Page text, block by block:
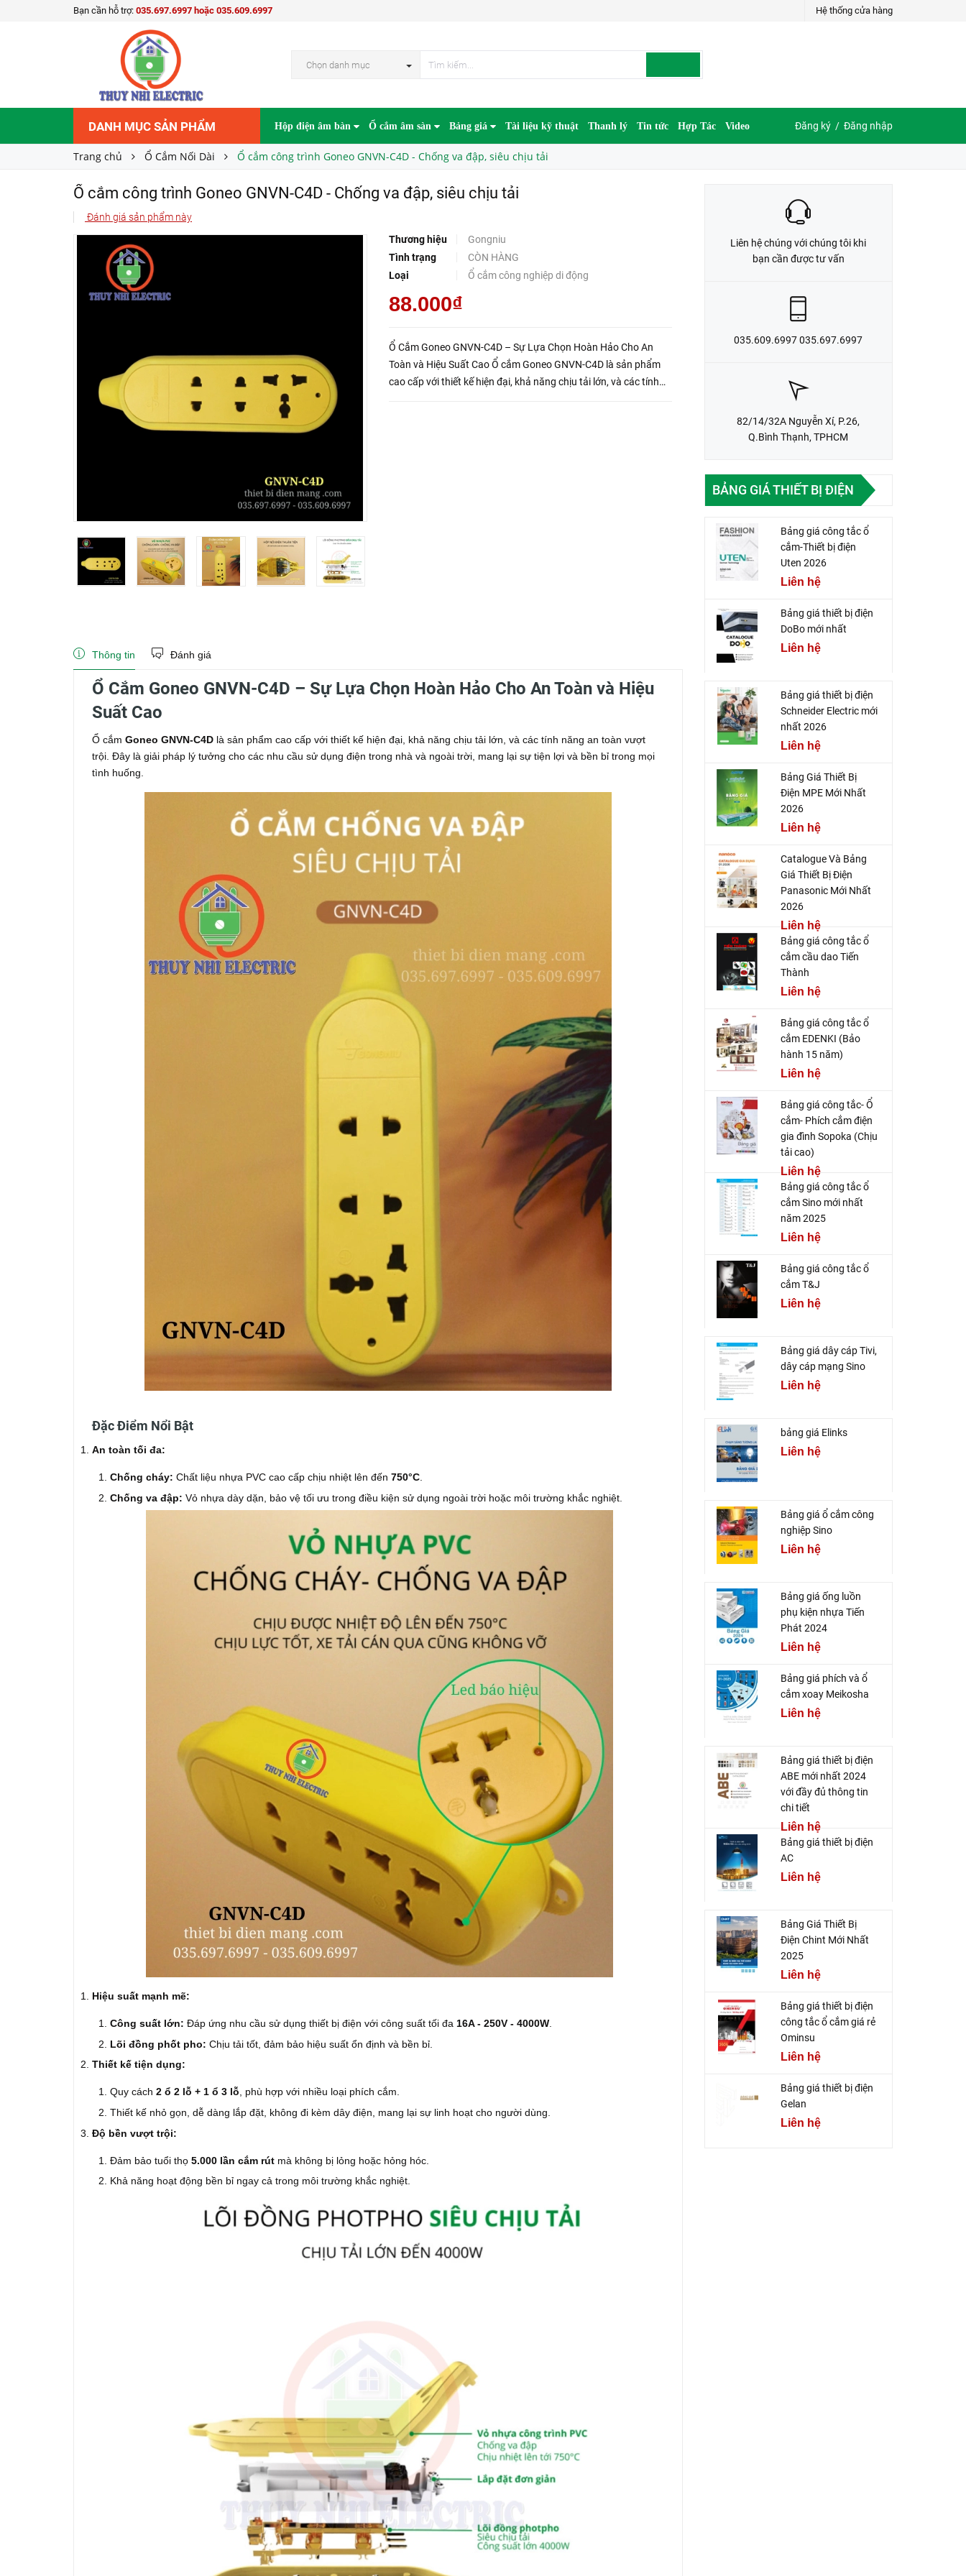
Bạn cần hỗ trợ: 035.697.6997 hoặc 035.609.6997 Hệ thống cửa hàng
Chọn danh mục
DANH MỤC SẢN PHẨM Hộp điện âm bàn Ổ cắm âm sàn Bảng giá Tài liệu kỹ thuật Thanh lý Tin tức Hợp Tác Video Đăng ký / Đăng nhập
Trang chủ Ổ Cắm Nối Dài Ổ cắm công trình Goneo GNVN-C4D - Chống va đập, siêu chịu tải
Ổ cắm công trình Goneo GNVN-C4D - Chống va đập, siêu chịu tải
Đánh giá sản phẩm này
Thương hiệu
Gongniu
Tình trạng
CÒN HÀNG
Loại
Ổ cắm công nghiệp di động
88.000₫
Ổ Cắm Goneo GNVN-C4D – Sự Lựa Chọn Hoàn Hảo Cho An
Toàn và Hiệu Suất Cao Ổ cắm Goneo GNVN-C4D là sản phẩm
cao cấp với thiết kế hiện đại, khả năng chịu tải lớn, và các tính
Ổ cắm công trình Goneo GNVN-C4D - Chống va đập, siêu chịu tải
Giá bán: 88.000₫
LIÊN HỆ ĐẶT HÀNG
Thông tin Đánh giá
Ổ Cắm Goneo GNVN-C4D – Sự Lựa Chọn Hoàn Hảo Cho An Toàn và Hiệu
Suất Cao
Ổ cắm Goneo GNVN-C4D là sản phẩm cao cấp với thiết kế hiện đại, khả năng chịu tải lớn, và các tính năng an toàn vượt
trội. Đây là giải pháp lý tưởng cho các nhu cầu sử dụng điện trong nhà và ngoài trời, mang lại sự tiện lợi và bền bỉ trong mọi
tình huống.
Đặc Điểm Nổi Bật
An toàn tối đa:
Chống cháy: Chất liệu nhựa PVC cao cấp chịu nhiệt lên đến 750°C
Chống va đập: Vỏ nhựa dày dặn, bảo vệ tối ưu trong điều kiện sử dụng ngoài trời hoặc môi trường khắc nghiệt.
Hiệu suất mạnh mẽ:
Công suất lớn: Đáp ứng nhu cầu sử dụng thiết bị điện với công suất tối đa 16A - 250V - 4000W
Lõi đồng phốt pho: Chịu tải tốt, đảm bảo hiệu suất ổn định và bền bỉ.
Thiết kế tiện dụng:
Quy cách 2 ổ 2 lỗ + 1 ổ 3 lỗ, phù hợp với nhiều loại phích cắm.
Thiết kế nhỏ gọn, dễ dàng lắp đặt, không đi kèm dây điện, mang lại sự linh hoạt cho người dùng.
Độ bền vượt trội:
Đảm bảo tuổi thọ 5.000 lần cắm rút mà không bị lỏng hoặc hỏng hóc.
Khả năng hoạt động bền bỉ ngay cả trong môi trường khắc nghiệt.
Liên hệ chúng với chúng tôi khi
bạn cần được tư vấn
035.609.6997 035.697.6997
82/14/32A Nguyễn Xí, P.26,
Q.Bình Thạnh, TPHCM
BẢNG GIÁ THIẾT BỊ ĐIỆN
Bảng giá công tắc ổ
cắm-Thiết bị điện
Uten 2026
Liên hệ
Bảng giá thiết bị điện
DoBo mới nhất
Liên hệ
Bảng giá thiết bị điện
Schneider Electric mới
nhất 2026
Liên hệ
Bảng Giá Thiết Bị
Điện MPE Mới Nhất
2026
Liên hệ
Catalogue Và Bảng
Giá Thiết Bị Điện
Panasonic Mới Nhất
2026
Liên hệ
Bảng giá công tắc ổ
cắm cầu dao Tiến
Thành
Liên hệ
Bảng giá công tắc ổ
cắm EDENKI (Bảo
hành 15 năm)
Liên hệ
Bảng giá công tắc- Ổ
cắm- Phích cắm điện
gia đình Sopoka (Chịu
tải cao)
Liên hệ
Bảng giá công tắc ổ
cắm Sino mới nhất
năm 2025
Liên hệ
Bảng giá công tắc ổ
cắm T&J
Liên hệ
Bảng giá dây cáp Tivi,
dây cáp mạng Sino
Liên hệ
bảng giá Elinks
Liên hệ
Bảng giá ổ cắm công
nghiệp Sino
Liên hệ
Bảng giá ống luồn
phụ kiện nhựa Tiến
Phát 2024
Liên hệ
Bảng giá phích và ổ
cắm xoay Meikosha
Liên hệ
Bảng giá thiết bị điện
ABE mới nhất 2024
với đầy đủ thông tin
chi tiết
Liên hệ
Bảng giá thiết bị điện
AC
Liên hệ
Bảng Giá Thiết Bị
Điện Chint Mới Nhất
2025
Liên hệ
Bảng giá thiết bị điện
công tắc ổ cắm giá rẻ
Ominsu
Liên hệ
Bảng giá thiết bị điện
Gelan
Liên hệ